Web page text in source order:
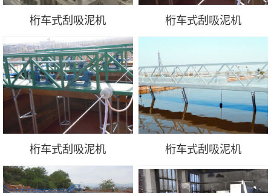
桁车式刮吸泥机 桁车式刮吸泥机
桁车式刮吸泥机 桁车式刮吸泥机